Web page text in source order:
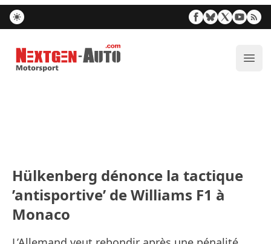
Nextgen-Auto.com
Hülkenberg dénonce la tactique
’antisportive’ de Williams F1 à
Monaco